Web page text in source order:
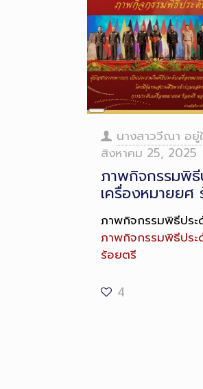
Long
Description
นางสาววีณา อยู่
สิงหาคม 25, 2025
ภาพกิจกรรมพิธี
เครื่องหมายยศ
ภาพกิจกรรมพิธีประ
ภาพกิจกรรมพิธีประ
ร้อยตรี
4